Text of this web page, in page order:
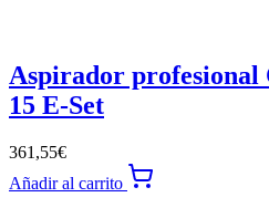
Aspirador
15 E-Set
361,55€
Añadir al carrito